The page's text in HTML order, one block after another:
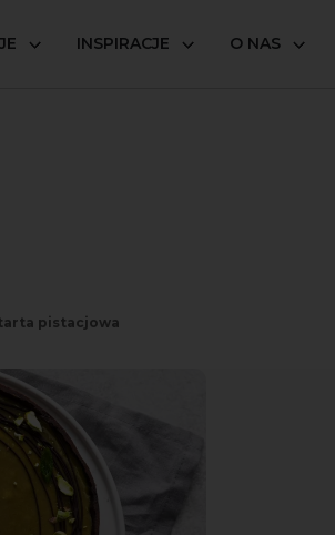
INSPIRACJE O NAS
pistacjowa